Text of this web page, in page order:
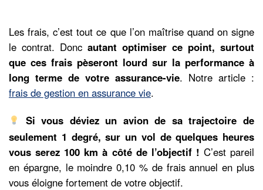
Les frais, c’est tout ce que l’on maîtrise quand on signe
le contrat. Donc autant optimiser ce point, surtout
que ces frais pèseront lourd sur la performance à
long terme de votre assurance-vie. Notre article :
frais de gestion en assurance vie.
Si vous déviez un avion de sa trajectoire de
seulement 1 degré, sur un vol de quelques heures
vous serez 100 km à côté de l’objectif ! C’est pareil
en épargne, le moindre 0,10 % de frais annuel en plus
vous éloigne fortement de votre objectif.